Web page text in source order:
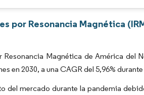
por Resonancia Magnética
Magnética de América del
en 2030, a una CAGR del 5,96%
del mercado durante la pandemia